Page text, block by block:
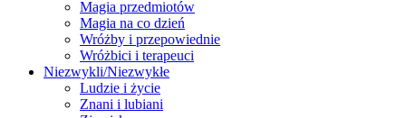
Magia przedmiotów
Magia na co dzień
Wróżby i przepowiednie
Wróżbici i terapeuci
Niezwykli/Niezwykłe
Ludzie i życie
Znani i lubiani